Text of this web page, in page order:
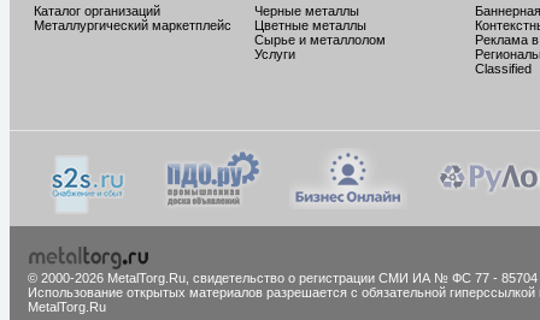
Каталог организаций
Металлургический маркетплейс
Черные металлы
Цветные металлы
Сырье и металлолом
Услуги
Реклама
Classified
© 2000-2026 MetalTorg.Ru, cвидетельство о регистрации СМИ ИА № ФС 77 - 85704
Использование открытых материалов разрешается с обязательной гиперссылкой
MetalTorg.Ru